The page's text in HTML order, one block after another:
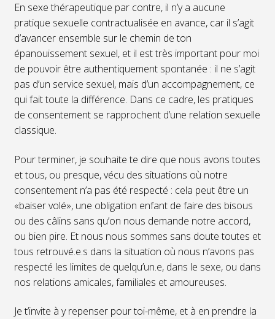
En sexe thérapeutique par contre, il n’y a aucune
pratique sexuelle contractualisée en avance, car il s’agit
d’avancer ensemble sur le chemin de ton
épanouissement sexuel, et il est très important pour moi
de pouvoir être authentiquement spontanée : il ne s’agit
pas d’un service sexuel, mais d’un accompagnement, ce
qui fait toute la différence. Dans ce cadre, les pratiques
de consentement se rapprochent d’une relation sexuelle
classique.
Pour terminer, je souhaite te dire que nous avons toutes
et tous, ou presque, vécu des situations où notre
consentement n’a pas été respecté : cela peut être un
«baiser volé», une obligation enfant de faire des bisous
ou des câlins sans qu’on nous demande notre accord,
ou bien pire. Et nous nous sommes sans doute toutes et
tous retrouvé.e.s dans la situation où nous n’avons pas
respecté les limites de quelqu’un.e, dans le sexe, ou dans
nos relations amicales, familiales et amoureuses.
Je t’invite à y repenser pour toi-même, et à en prendre la